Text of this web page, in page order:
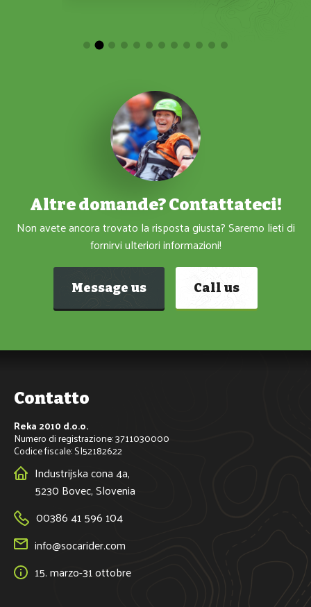
Altre domande? Contattateci!
Non avete ancora trovato la risposta giusta? Saremo lieti di
fornirvi ulteriori informazioni!
Message us Call us
Contatto
Reka 2010 d.o.o.
Numero di registrazione: 3711030000
Codice fiscale: SI52182622
Industrijska cona 4a,
5230 Bovec, Slovenia
00386 41 596 104
info@socarider.com
15. marzo-31 ottobre